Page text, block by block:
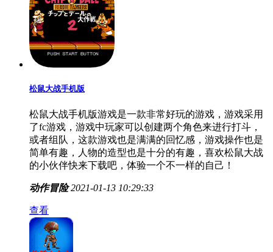
色等你体验，还能自由装扮、打造专属故事！不同场景
的自由切换感受最有趣的模拟生活，赶紧来体验！
休闲益智 2021-01-13 14:30:52
查看
松鼠大战手机版游戏是一款非常好玩的游戏，游戏采用
了fc游戏，游戏中玩家可以创建两个角色来进行打斗，
或者组队，这款游戏也是满满的回忆感，游戏操作也是
简单有趣，人物的造型也是十分的有趣，喜欢松鼠大战